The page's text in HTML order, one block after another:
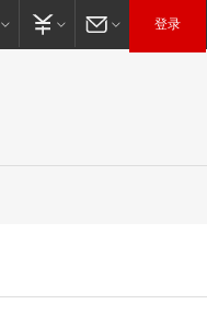
登录